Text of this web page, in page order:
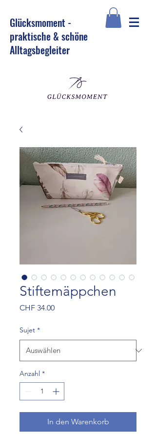
Glücksmoment -
praktische & schöne
Alltagsbegleiter
Stiftemäppchen
CHF 34.00Preis
Sujet *
Anzahl *
In den Warenkorb